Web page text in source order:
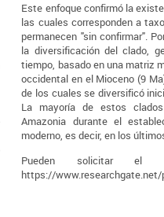
Este enfoque confirmó la
las cuales corresponden a
permanecen "sin confirmar".
la diversificación del clado,
tiempo, basado en una matriz
occidental en el Mioceno (9
de los cuales se diversificó
La mayoría de estos
Amazonia durante el
moderno, es decir, en los
Pueden solicitar el
https://www.researchgate.net/